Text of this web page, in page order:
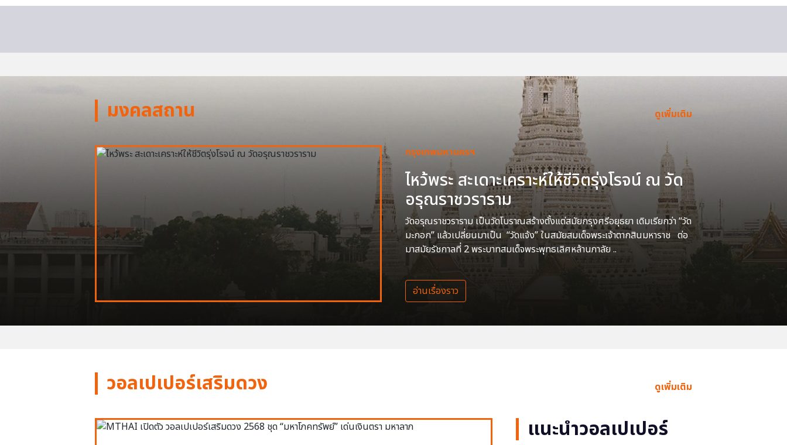
มงคลสถาน ดูเพิ่มเติม
กรุงเทพมหานครฯ
ไหว้พระ สะเดาะเคราะห์ให้ชีวิตรุ่งโรจน์ ณ วัด
อรุณราชวราราม
วัดอรุณราชวราราม เป็นวัดโบราณสร้างตั้งแต่สมัยกรุงศรีอยุธยา เดิมเรียกว่า “วัด
มะกอก” แล้วเปลี่ยนมาเป็น “วัดแจ้ง” ในสมัยสมเด็จพระเจ้าตากสินมหาราช ต่อ
มาสมัยรัชกาลที่ 2 พระบาทสมเด็จพระพุทธเลิศหล้านภาลัย ..
อ่านเรื่องราว
วอลเปเปอร์เสริมดวง ดูเพิ่มเติม
แนะนำวอลเปเปอร์